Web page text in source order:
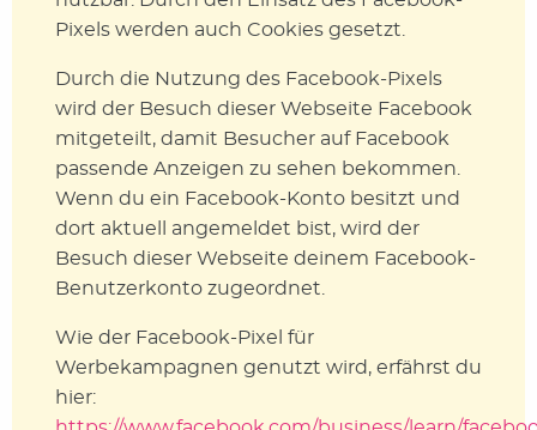
Pixels werden auch Cookies gesetzt.
Durch die Nutzung des Facebook-Pixels
wird der Besuch dieser Webseite Facebook
mitgeteilt, damit Besucher auf Facebook
passende Anzeigen zu sehen bekommen.
Wenn du ein Facebook-Konto besitzt und
dort aktuell angemeldet bist, wird der
Besuch dieser Webseite deinem Facebook-
Benutzerkonto zugeordnet.
Wie der Facebook-Pixel für
Werbekampagnen genutzt wird, erfährst du
hier: